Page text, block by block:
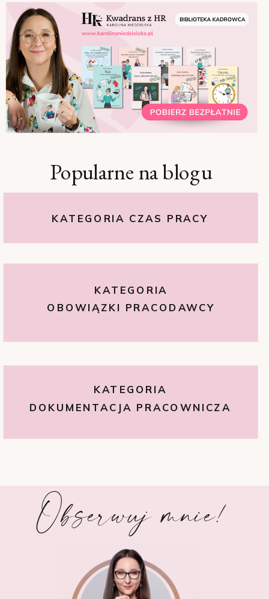
KATEGORIA CZAS PRACY
KATEGORIA
DOKUMENTACJA PRACOWNICZA
KATEGORIA
OBOWIĄZKI PRACODAWCY
Popularne na blogu
Obserwuj mnie!